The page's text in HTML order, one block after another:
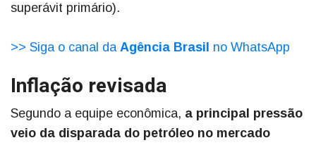
superávit primário).
>> Siga o canal da Agência Brasil no WhatsApp
Inflação revisada
Segundo a equipe econômica, a principal pressão
veio da disparada do petróleo no mercado